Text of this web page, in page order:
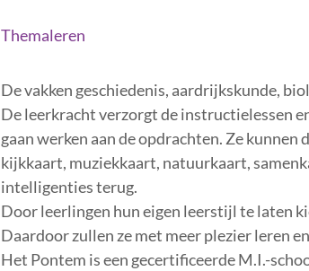
Themaleren
De vakken geschiedenis, aardrijkskunde,
De leerkracht verzorgt de instructielessen
gaan werken aan de opdrachten. Ze
kijkkaart, muziekkaart, natuurkaart,
intelligenties terug.
Door leerlingen hun eigen leerstijl te laten
Daardoor zullen ze met meer plezier leren
Het Pontem is een gecertificeerde M.I.-